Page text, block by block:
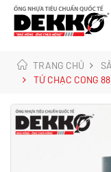
TRANG CHỦ
TỨ CHẠC CONG